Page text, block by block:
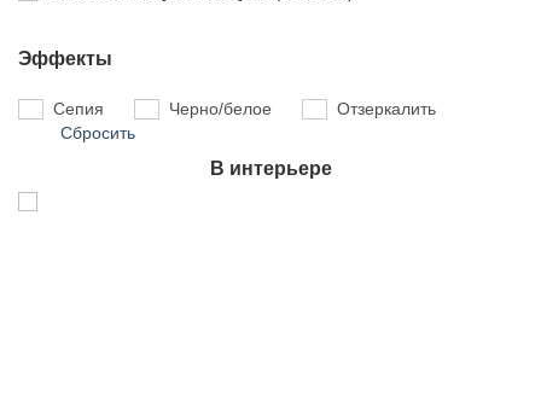
Эффекты
Сепия Черно/белое
Отзеркалить
Сбросить
В интерьере